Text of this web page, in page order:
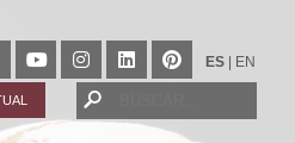
ES EN